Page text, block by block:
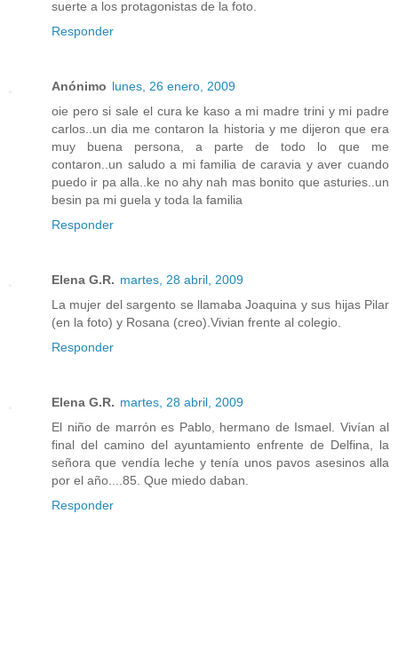
suerte a los protagonistas de la foto.
Responder
Anónimo lunes, 26 enero, 2009
oie pero si sale el cura ke kaso a mi madre trini y mi padre
carlos..un dia me contaron la historia y me dijeron que era
muy buena persona, a parte de todo lo que me
contaron..un saludo a mi familia de caravia y aver cuando
puedo ir pa alla..ke no ahy nah mas bonito que asturies..un
besin pa mi guela y toda la familia
Responder
Elena G.R. martes, 28 abril, 2009
La mujer del sargento se llamaba Joaquina y sus hijas Pilar
(en la foto) y Rosana (creo).Vivian frente al colegio.
Responder
Elena G.R. martes, 28 abril, 2009
El niño de marrón es Pablo, hermano de Ismael. Vivían al
final del camino del ayuntamiento enfrente de Delfina, la
señora que vendía leche y tenía unos pavos asesinos alla
por el año....85. Que miedo daban.
Responder